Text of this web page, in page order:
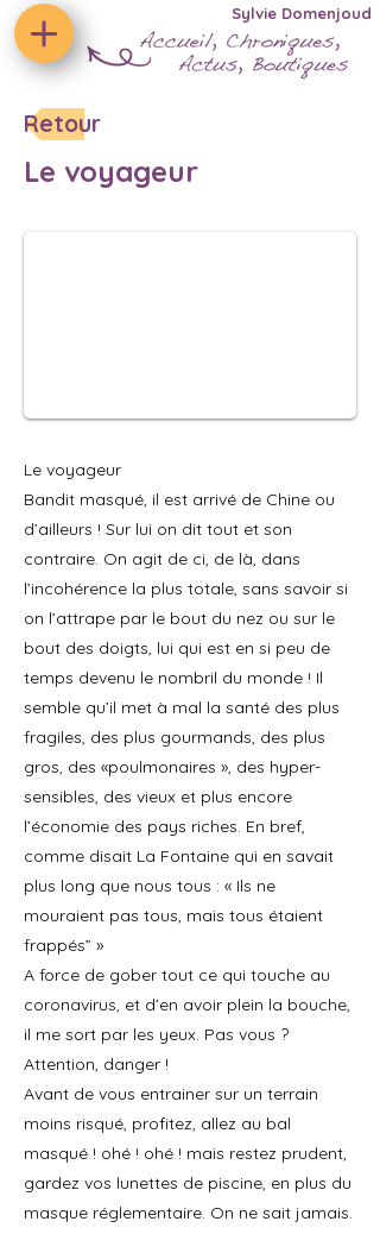
Sylvie Domenjoud
Retour
Le voyageur
Le voyageur
Bandit masqué, il est arrivé de Chine ou
d’ailleurs ! Sur lui on dit tout et son
contraire. On agit de ci, de là, dans
l’incohérence la plus totale, sans savoir si
on l’attrape par le bout du nez ou sur le
bout des doigts, lui qui est en si peu de
temps devenu le nombril du monde ! Il
semble qu’il met à mal la santé des plus
fragiles, des plus gourmands, des plus
gros, des «poulmonaires », des hyper-
sensibles, des vieux et plus encore
l’économie des pays riches. En bref,
comme disait La Fontaine qui en savait
plus long que nous tous : « Ils ne
mouraient pas tous, mais tous étaient
frappés” »
A force de gober tout ce qui touche au
coronavirus, et d’en avoir plein la bouche,
il me sort par les yeux. Pas vous ?
Attention, danger !
Avant de vous entrainer sur un terrain
moins risqué, profitez, allez au bal
masqué ! ohé ! ohé ! mais restez prudent,
gardez vos lunettes de piscine, en plus du
masque réglementaire. On ne sait jamais.